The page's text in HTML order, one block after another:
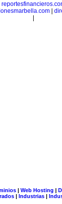
| Web Hosting |
| Industrias |